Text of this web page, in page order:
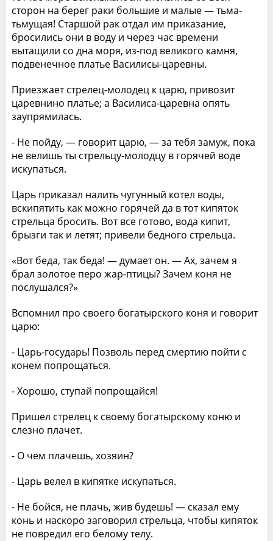
сторон на берег раки большие и малые — тьма-
тьмущая! Старшoй рак отдал им приказание,
бросились они в воду и через час времени
вытащили со дна моря, из-под великого камня,
подвенечное платье Василисы-царевны.
Приезжает стрелец-молодец к царю, привозит
царевнино платье; а Василиса-царевна опять
заупрямилась.
- Не пойду, — говорит царю, — за тебя замуж, пока
не велишь ты стрельцу-молодцу в горячей воде
искупаться.
Царь приказал налить чугунный котел воды,
вскипятить как можно горячей да в тот кипяток
стрельца бросить. Вот все готово, вода кипит,
брызги так и летят; привели бедного стрельца.
«Вот беда, так беда! — думает он. — Ах, зачем я
брал золотое перо жар-птицы? Зачем коня не
послушался?»
Вспомнил про своего богатырского коня и говорит
царю:
- Царь-государь! Позволь перед смертию пойти с
конем попрощаться.
- Хорошо, ступай попрощайся!
Пришел стрелец к своему богатырскому коню и
слезно плачет.
- О чем плачешь, хозяин?
- Царь велел в кипятке искупаться.
- Не бойся, не плачь, жив будешь! — сказал ему
конь и наскоро заговорил стрельца, чтобы кипяток
не повредил его белому телу.